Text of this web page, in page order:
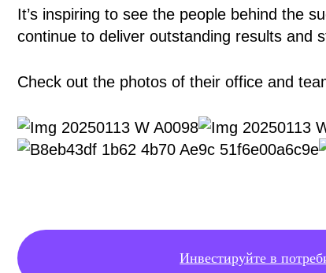
It’s inspiring to see the people behind the
continue to deliver outstanding results and
Check out the photos of their office and
Инвестируйте в